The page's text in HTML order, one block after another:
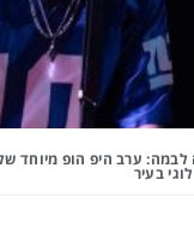
ערב היפ הופ מיוחד של
בעיר